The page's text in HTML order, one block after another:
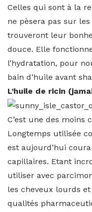
Celles qui sont à la
ne pèsera pas sur
trouveront leur
douce. Elle
l’hydratation, pour
bain d’huile avant
L’huile de ricin
C’est une des moins
Longtemps utilisée
est aujourd’hui
capillaires. Etant
utiliser avec
les cheveux lourds
qualités